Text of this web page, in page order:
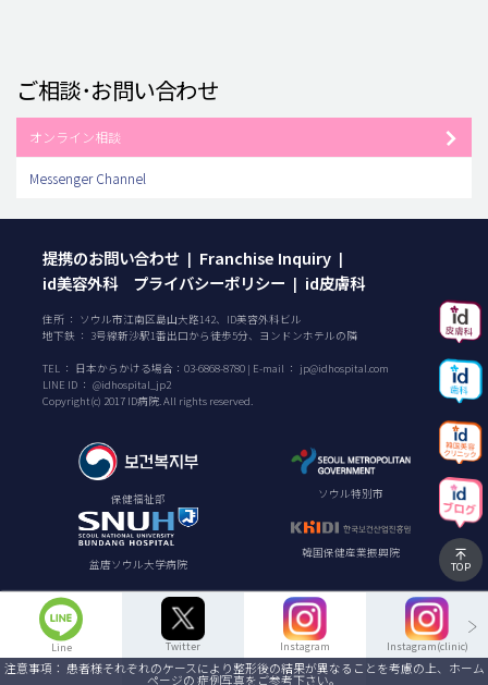
ご相談･お問い合わせ
オンライン相談
Messenger Channel
Line Twitter Instagram Instagram(clinic)
提携のお問い合わせ | Franchise Inquiry |
id美容外科 プライバシーポリシー | id皮膚科
住所 ： ソウル市江南区島山大路142、ID美容外科ビル
地下鉄 ： 3号線新沙駅1番出口から徒歩5分、ヨンドンホテルの隣
TEL ： 日本からかける場合： 03-6868-8780 | E-mail ： jp@idhospital.com
LINE ID ： @idhospital_jp2
Copyright(c) 2017 ID病院. All rights reserved.
保健福祉部 ソウル特別市
盆唐ソウル大学病院
韓国保健産業振興院
TOP
注意事項： 患者様それぞれのケースにより整形後の結果が異なることを考慮の上、ホーム
ページの 症例写真をご参考下さい。